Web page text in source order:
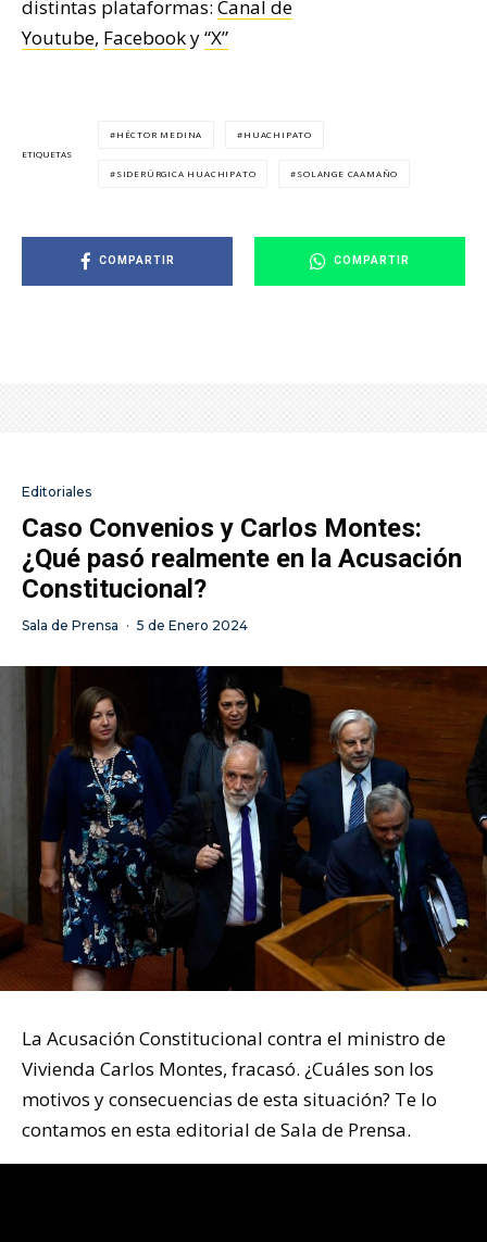
distintas plataformas: Canal de
Youtube, Facebooky“X”
ETIQUETAS
HÉCTOR MEDINA HUACHIPATO
SIDERÚRGICA HUACHIPATO SOLANGE CAAMAÑO
COMPARTIR COMPARTIR
Editoriales
Caso Convenios y Carlos Montes:
¿Qué pasó realmente en la Acusación
Constitucional?
Sala de Prensa · 5 de Enero 2024
La Acusación Constitucional contra el ministro de
Vivienda Carlos Montes, fracasó. ¿Cuáles son los
motivos y consecuencias de esta situación? Te lo
contamos en esta editorial de Sala de Prensa.